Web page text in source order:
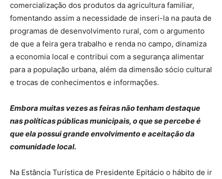
comercialização dos produtos da agricultura familiar,
fomentando assim a necessidade de inseri-la na pauta de
programas de desenvolvimento rural, com o argumento
de que a feira gera trabalho e renda no campo, dinamiza
a economia local e contribui com a segurança alimentar
para a população urbana, além da dimensão sócio cultural
e trocas de conhecimentos e informações.
Embora muitas vezes as feiras não tenham destaque
nas políticas públicas municipais, o que se percebe é
que ela possui grande envolvimento e aceitação da
comunidade local.
Na Estância Turística de Presidente Epitácio o hábito de ir